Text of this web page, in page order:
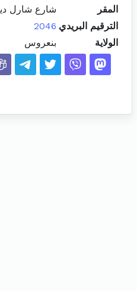
المقر
شارع شارل
الترقيم البريدي 2046
الولاية
بنعروس